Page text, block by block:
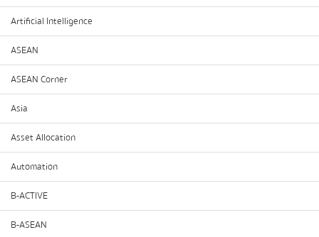
Artificial Intelligence
ASEAN
ASEAN Corner
Asia
Asset Allocation
Automation
B-ACTIVE
B-ASEAN